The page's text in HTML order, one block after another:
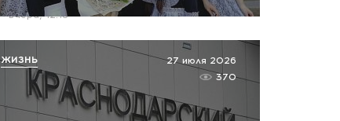
вчера, 12:18
27 июля 2026
370
ЖИЗНЬ